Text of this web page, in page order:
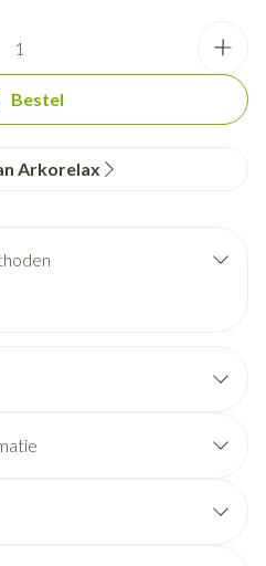
Bestel
Arkorelax